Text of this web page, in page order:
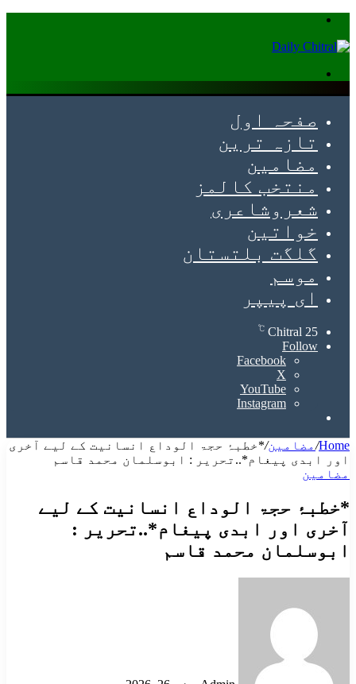
صفحہ اول
تازہ ترین
مضامین
منتخب کالمز
شعروشاعری
خواتین
گلگت بلتستان
موسم
ای پیپر
Chitral 25
℃
Follow
Facebook
X
YouTube
Instagram
Home
/مضامین/*خطبۂ حجۃ الوداع انسانیت کے لیے آخری
اور ابدی پیغام*..تحریر : ابوسلمان محمد قاسم
مضامین
*خطبۂ حجۃ الوداع انسانیت کے لیے
آخری اور ابدی پیغام*..تحریر :
ابوسلمان محمد قاسم